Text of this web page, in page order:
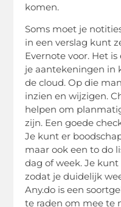
komen.
Soms moet je
in een verslag kunt
Evernote voor. Het
je aantekeningen in
de cloud. Op die
inzien en wijzigen.
helpen om
zijn. Een goede
Je kunt er
maar ook een to do
dag of week. Je
zodat je duidelijk
Any.do is een
te raden om mee te